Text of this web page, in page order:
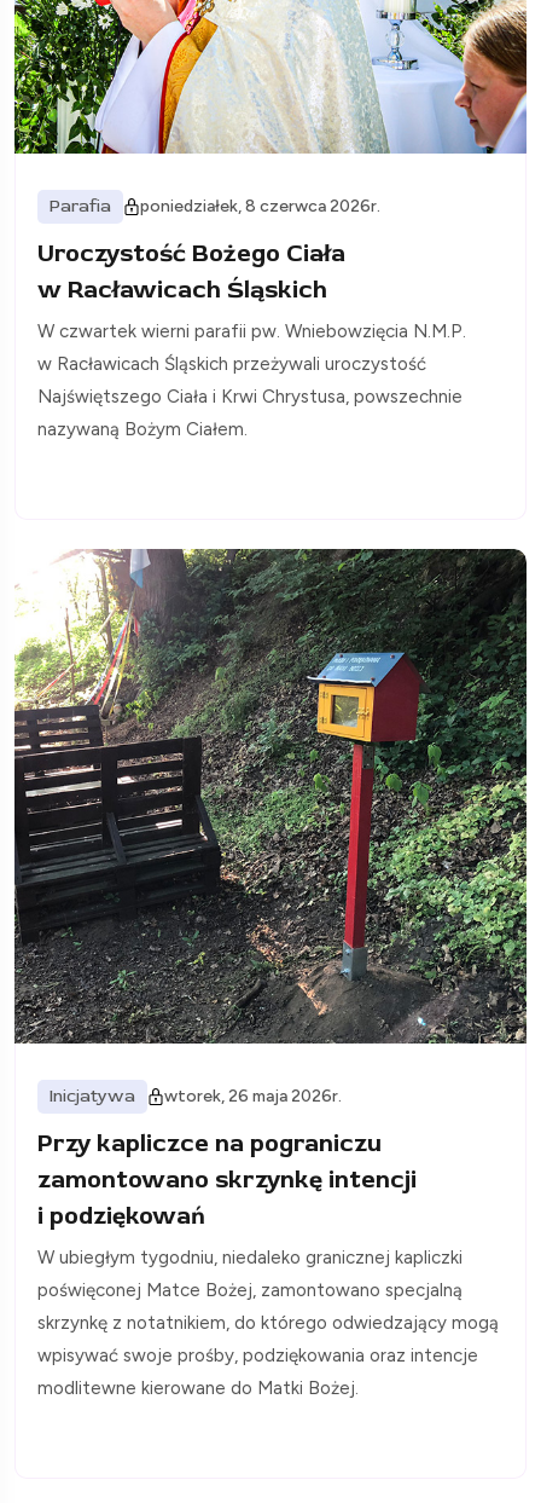
Parafia poniedziałek, 8 czerwca 2026r.
Uroczystość Bożego Ciała
w Racławicach Śląskich
W czwartek wierni parafii pw. Wniebowzięcia N.M.P.
w Racławicach Śląskich przeżywali uroczystość
Najświętszego Ciała i Krwi Chrystusa, powszechnie
nazywaną Bożym Ciałem.
Inicjatywa wtorek, 26 maja 2026r.
Przy kapliczce na pograniczu
zamontowano skrzynkę intencji
i podziękowań
W ubiegłym tygodniu, niedaleko granicznej kapliczki
poświęconej Matce Bożej, zamontowano specjalną
skrzynkę z notatnikiem, do którego odwiedzający mogą
wpisywać swoje prośby, podziękowania oraz intencje
modlitewne kierowane do Matki Bożej.